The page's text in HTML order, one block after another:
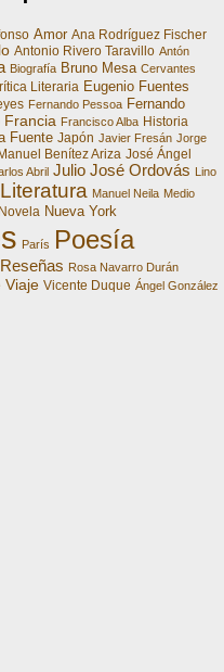
Amor Ana Rodríguez Fischer
Antonio Rivero Taravillo Antón
Biografía Bruno Mesa Cervantes
Literaria Eugenio Fuentes
Fernando Pessoa Fernando
Francia Francisco Alba Historia
Fuente Japón Javier Fresán Jorge
Benítez Ariza José Ángel
Abril Julio José Ordovás Lino
Literatura Manuel Neila Medio
Novela Nueva York
París Poesía
Reseñas Rosa Navarro Durán
Viaje Vicente Duque Ángel González